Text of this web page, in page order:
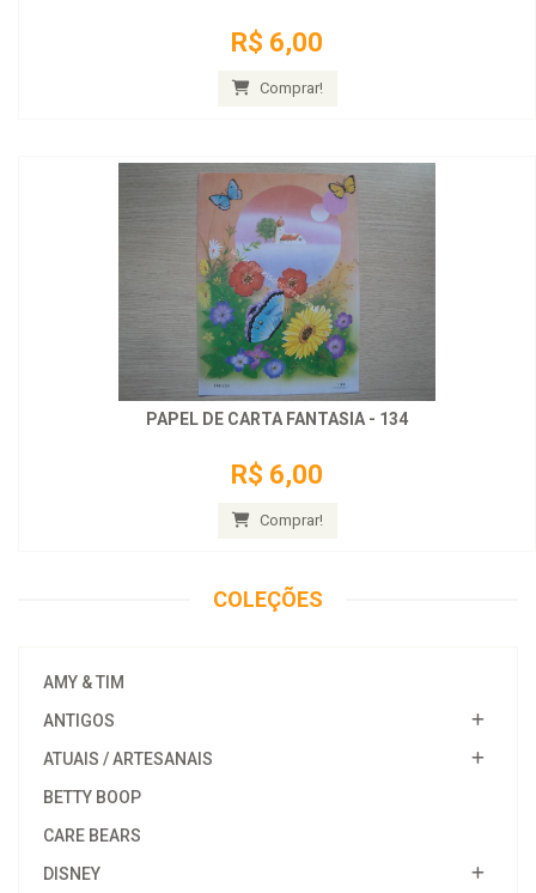
R$ 6,00
Comprar!
PAPEL DE CARTA FANTASIA - 134
R$ 6,00
Comprar!
COLEÇÕES
AMY & TIM
ANTIGOS
ATUAIS / ARTESANAIS
BETTY BOOP
CARE BEARS
DISNEY